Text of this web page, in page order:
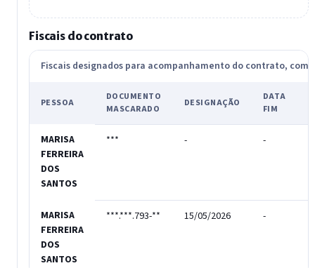
Fiscais do contrato
Fiscais designados para acompanhamento do contrato, com
PESSOA
DOCUMENTO
MASCARADO
DESIGNAÇÃO
DATA
FIM
MARISA
FERREIRA
DOS
SANTOS
*** - -
MARISA
FERREIRA
DOS
SANTOS
***.***.793-** 15/05/2026 -